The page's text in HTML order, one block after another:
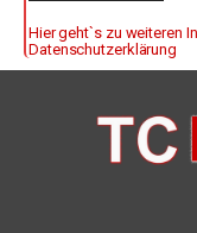
Hier geht`s zu weiteren
Datenschutzerklärung